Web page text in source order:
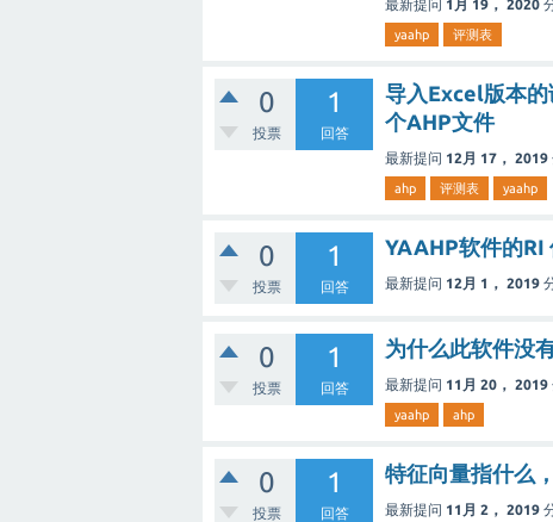
最新提问 1月 19， 2020
yaahp 评测表
0
投票
1
回答
导入Excel版本
个AHP文件
最新提问 12月 17， 2019
ahp 评测表 yaahp
0
投票
1
回答
YAAHP软件的RI
最新提问 12月 1， 2019
0
投票
1
回答
为什么此软件没
最新提问 11月 20， 2019
yaahp ahp
0
投票
1
回答
特征向量指什么
最新提问 11月 2， 2019